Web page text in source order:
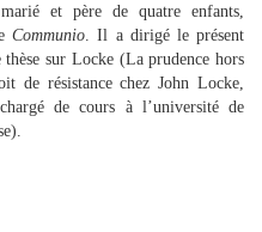
et père de quatre enfants,
Communio . Il a dirigé le présent
sur Locke (La prudence hors
de résistance chez John Locke,
de cours à l’université de